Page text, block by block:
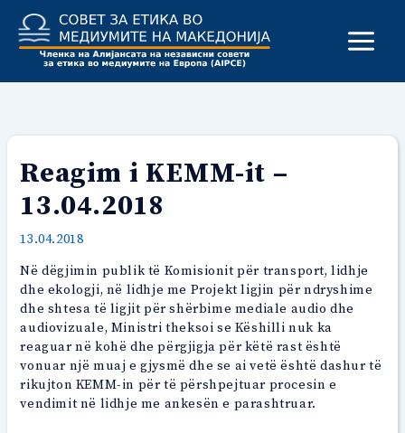
content
Reagim i KEMM-it –
13.04.2018
13.04.2018
Në dëgjimin publik të Komisionit për transport, lidhje
dhe ekologji, në lidhje me Projekt ligjin për ndryshime
dhe shtesa të ligjit për shërbime mediale audio dhe
audiovizuale, Ministri theksoi se Këshilli nuk ka
reaguar në kohë dhe përgjigja për këtë rast është
vonuar një muaj e gjysmë dhe se ai vetë është dashur të
rikujton KEMM-in për të përshpejtuar procesin e
vendimit në lidhje me ankesën e parashtruar.